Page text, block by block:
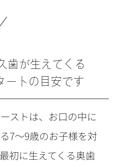
歯が生えてくる
ートの目安です
ストは、お口の中に
7～9歳のお子様を対
初に生えてくる奥歯